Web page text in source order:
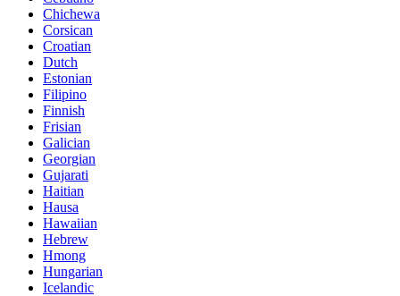
Chichewa
Corsican
Croatian
Dutch
Estonian
Filipino
Finnish
Frisian
Galician
Georgian
Gujarati
Haitian
Hausa
Hawaiian
Hebrew
Hmong
Hungarian
Icelandic